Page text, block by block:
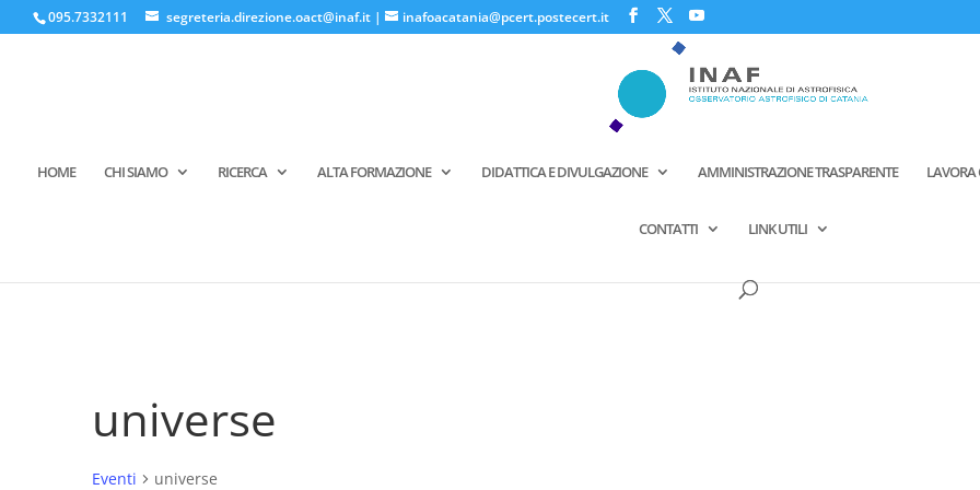
095.7332111 segreteria.direzione.oact@inaf.it | inafoacatania@pcert.postecert.it
HOME CHI SIAMO RICERCA ALTA FORMAZIONE DIDATTICA E DIVULGAZIONE AMMINISTRAZIONE TRASPARENTE LAVORA
CONTATTI LINK UTILI
universe
Eventi universe